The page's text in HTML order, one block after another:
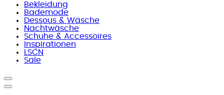
Bekleidung
Bademode
Dessous & Wäsche
Nachtwäsche
Schuhe & Accessoires
Inspirationen
LSCN
Sale